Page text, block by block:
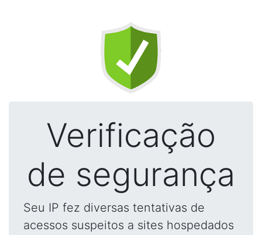
Verificação
de segurança
Seu IP fez diversas tentativas de
acessos suspeitos a sites hospedados